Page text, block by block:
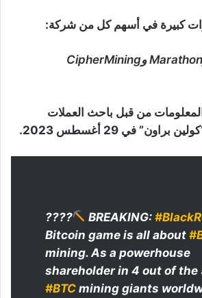
كبيرة في أسهم كل من شركة:
Riot Blockchain وMarathon وCipherMining
من قبل باحث العملات
في 29 أغسطس 2023.
???? BREAKING:
Bitcoin game is all about
mining. As a powerhouse
shareholder in 4 out of the
#BTC mining giants